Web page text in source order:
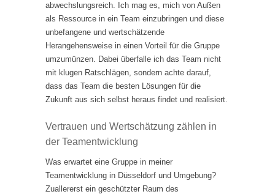
abwechslungsreich. Ich mag es, mich von Außen
als Ressource in ein Team einzubringen und diese
unbefangene und wertschätzende
Herangehensweise in einen Vorteil für die Gruppe
umzumünzen. Dabei überfalle ich das Team nicht
mit klugen Ratschlägen, sondern achte darauf,
dass das Team die besten Lösungen für die
Zukunft aus sich selbst heraus findet und realisiert.
Vertrauen und Wertschätzung zählen in
der Teamentwicklung
Was erwartet eine Gruppe in meiner
Teamentwicklung in Düsseldorf und Umgebung?
Zuallererst ein geschützter Raum des